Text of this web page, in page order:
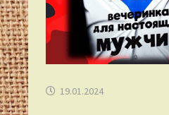
19.01.2024